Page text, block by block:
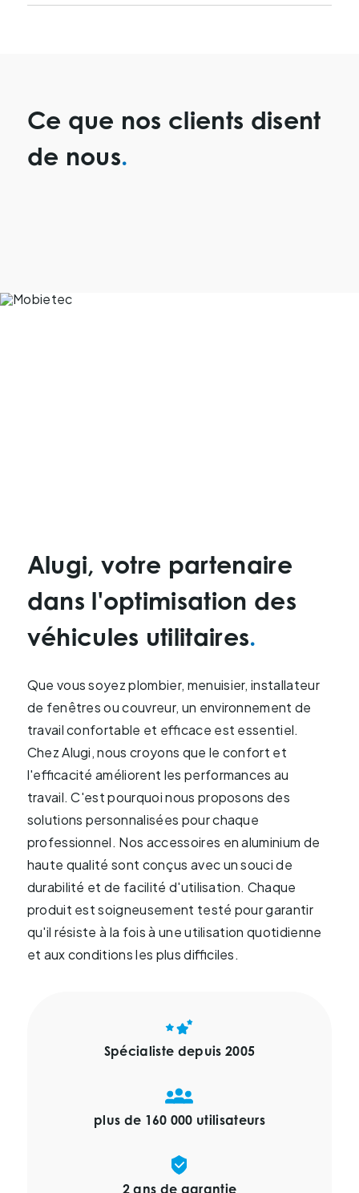
Ce que nos clients disent
de nous
Alugi, votre partenaire
dans l'optimisation des
véhicules utilitaires
Que vous soyez plombier, menuisier, installateur
de fenêtres ou couvreur, un environnement de
travail confortable et efficace est essentiel.
Chez Alugi, nous croyons que le confort et
l'efficacité améliorent les performances au
travail. C'est pourquoi nous proposons des
solutions personnalisées pour chaque
professionnel. Nos accessoires en aluminium de
haute qualité sont conçus avec un souci de
durabilité et de facilité d'utilisation. Chaque
produit est soigneusement testé pour garantir
qu'il résiste à la fois à une utilisation quotidienne
et aux conditions les plus difficiles.
Spécialiste depuis 2005
plus de 160 000 utilisateurs
2 ans de garantie